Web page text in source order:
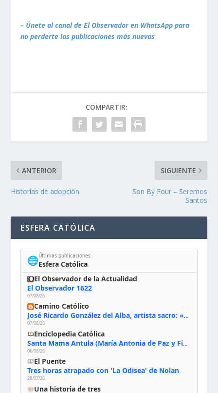
– Únete al canal de El Observador en WhatsApp para
no perderte las publicaciones más nuevas
COMPARTIR:
ANTERIOR
Historias de adopción
SIGUIENTE
Son By Four – Seremos
Santos
ESFERA CATÓLICA
🌐Últimas publicaciones
Esfera Católica
El Observador de la Actualidad
El Observador 1622
07/08/26
Camino Católico
José Ricardo González del Alba, artista sacro: «Yo oro, hablo con Dios, le pido al Espíritu Santo su inspiración y siempre pinto rezando el rosario para que sea Él quien actúe a través de mis manos»
07/08/26
Enciclopedia Católica
Santa Mama Antula (María Antonia de Paz y Figueroa)
06/08/26
El Puente
Tres horas atrapado con 'La Odisea' de Nolan
28/07/26
Una historia de tres